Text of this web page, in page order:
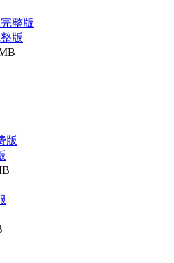
版